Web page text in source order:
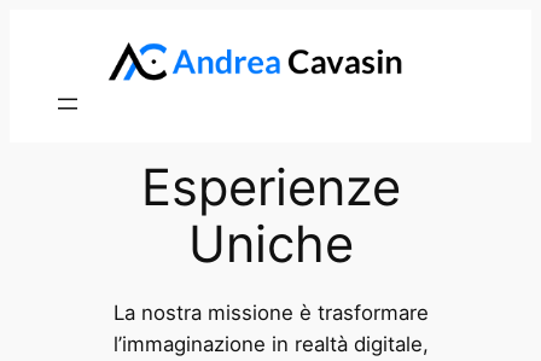
Esperienze
Uniche
La nostra missione è trasformare
l’immaginazione in realtà digitale,